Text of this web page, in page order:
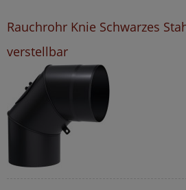
Rauchrohr Knie Schwarzes
verstellbar